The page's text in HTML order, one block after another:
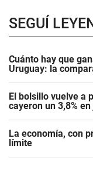
SEGUÍ
Cuánto hay que
Uruguay: la
El bolsillo vuelve a
cayeron un 3,8%
La economía, con
límite